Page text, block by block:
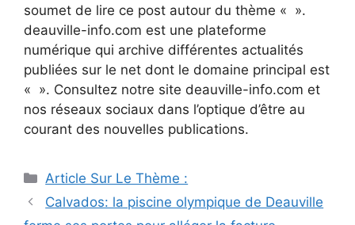
soumet de lire ce post autour du thème « ».
deauville-info.com est une plateforme
numérique qui archive différentes actualités
publiées sur le net dont le domaine principal est
« ». Consultez notre site deauville-info.com et
nos réseaux sociaux dans l’optique d’être au
courant des nouvelles publications.
Catégories
Article Sur Le Thème :
Navigation
des
Calvados: la piscine olympique de Deauville